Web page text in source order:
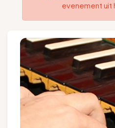
Volg
evenement uit